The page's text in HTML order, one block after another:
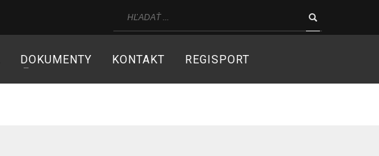
DOKUMENTY KONTAKT REGISPORT